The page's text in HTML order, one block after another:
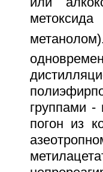
группами
погон из